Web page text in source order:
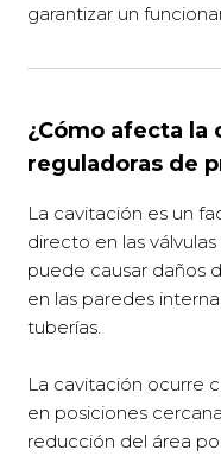
garantizar un
¿Cómo afecta la
reguladoras de
La cavitación es un
directo en las
puede causar daños
en las paredes
tuberías.
La cavitación ocurre
en posiciones
reducción del área